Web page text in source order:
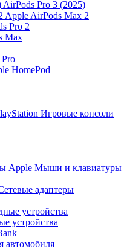
AirPods Pro 3 (2025)
Apple AirPods Max 2
Pro 2
Max
HomePod
Игровые консоли
Мыши и клавиатуры
адаптеры
устройства
автомобиля